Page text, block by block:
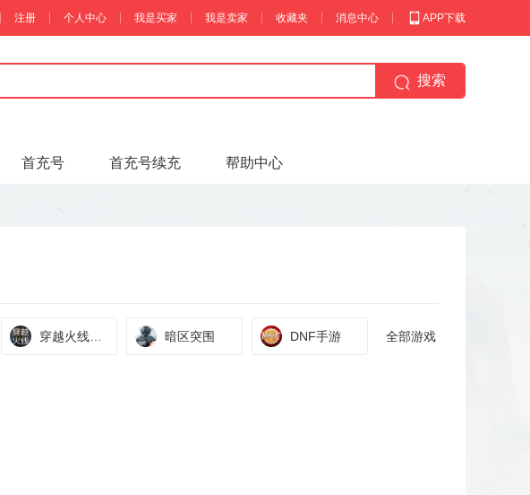
注册 个人中心 我是买家 我是卖家 收藏夹 消息中心 APP下载
搜索
首充号 首充号续充 帮助中心
穿越火线： 暗区突围 DNF手游 全部游戏